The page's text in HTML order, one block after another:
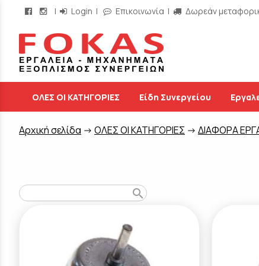
| Login | Επικοινωνία | Δωρεάν
/
ΟΛΕΣ ΟΙ ΚΑΤΗΓΟΡΙΕΣ Είδη Συνεργείου
Aρχική σελίδα -> ΟΛΕΣ ΟΙ ΚΑΤΗΓΟΡΙΕΣ -> ΔΙΑΦΟΡΑ
search